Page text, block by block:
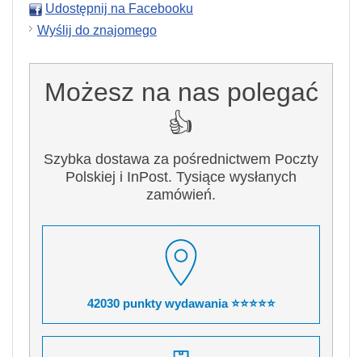
Udostępnij na Facebooku
Wyślij do znajomego
Możesz na nas polegać
👍
Szybka dostawa za pośrednictwem Poczty
Polskiej i InPost. Tysiące wysłanych
zamówień.
42030 punkty wydawania ⭐⭐⭐⭐⭐